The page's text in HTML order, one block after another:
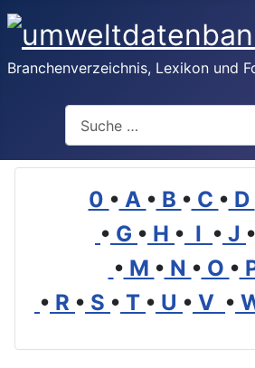
Branchenverzeichnis, Lexikon und
0 • A • B • C • D
• G • H • I • J •
• M • N • O •
• R • S • T • U • V •